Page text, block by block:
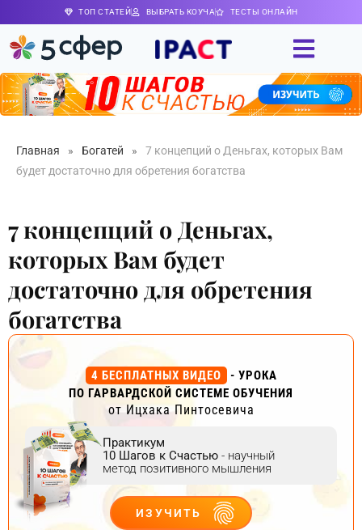
ТОП СТАТЕЙ ВЫБРАТЬ КОУЧА ТЕСТЫ ОНЛАЙН
Главная » Богатей »
7 концепций о Деньгах, которых Вам
будет достаточно для обретения богатства
7 концепций о Деньгах,
которых Вам будет
достаточно для обретения
богатства
4 БЕСПЛАТНЫХ ВИДЕО
- УРОКА
ПО ГАРВАРДСКОЙ СИСТЕМЕ ОБУЧЕНИЯ
от Ицхака Пинтосевича
Практикум
10 Шагов к Счастью - научный
метод позитивного мышления
ИЗУЧИТЬ